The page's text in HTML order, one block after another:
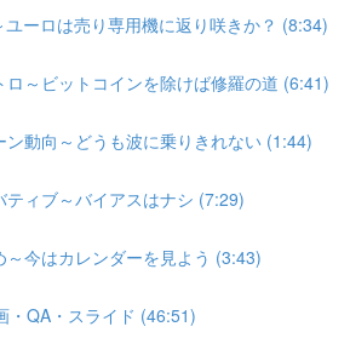
ユーロは売り専用機に返り咲きか？ (8:34)
ロ～ビットコインを除けば修羅の道 (6:41)
ン動向～どうも波に乗りきれない (1:44)
ティブ～バイアスはナシ (7:29)
～今はカレンダーを見よう (3:43)
・QA・スライド (46:51)